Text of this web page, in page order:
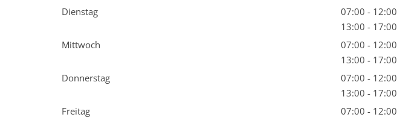
Dienstag
07:00 - 12:00
13:00 - 17:00
Mittwoch
07:00 - 12:00
13:00 - 17:00
Donnerstag
07:00 - 12:00
13:00 - 17:00
Freitag
07:00 - 12:00